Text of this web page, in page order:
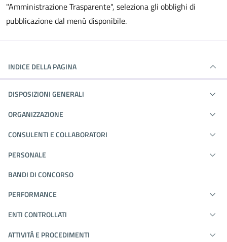
"Amministrazione Trasparente", seleziona gli obblighi di
pubblicazione dal menù disponibile.
INDICE DELLA PAGINA
DISPOSIZIONI GENERALI
ORGANIZZAZIONE
CONSULENTI E COLLABORATORI
PERSONALE
BANDI DI CONCORSO
PERFORMANCE
ENTI CONTROLLATI
ATTIVITÀ E PROCEDIMENTI